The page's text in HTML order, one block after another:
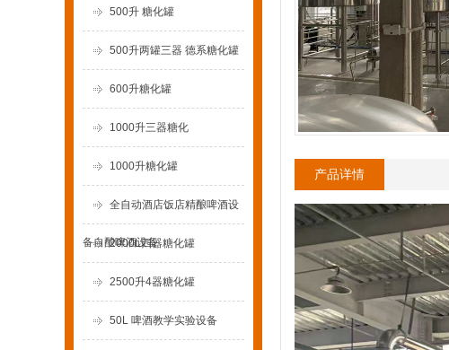
500升 糖化罐
500升两罐三器 德系糖化罐
600升糖化罐
1000升三器糖化
1000升糖化罐
全自动酒店饭店精酿啤酒设
备自酿啤酒设备
2000L四器糖化罐
2500升4器糖化罐
50L 啤酒教学实验设备
产品详情